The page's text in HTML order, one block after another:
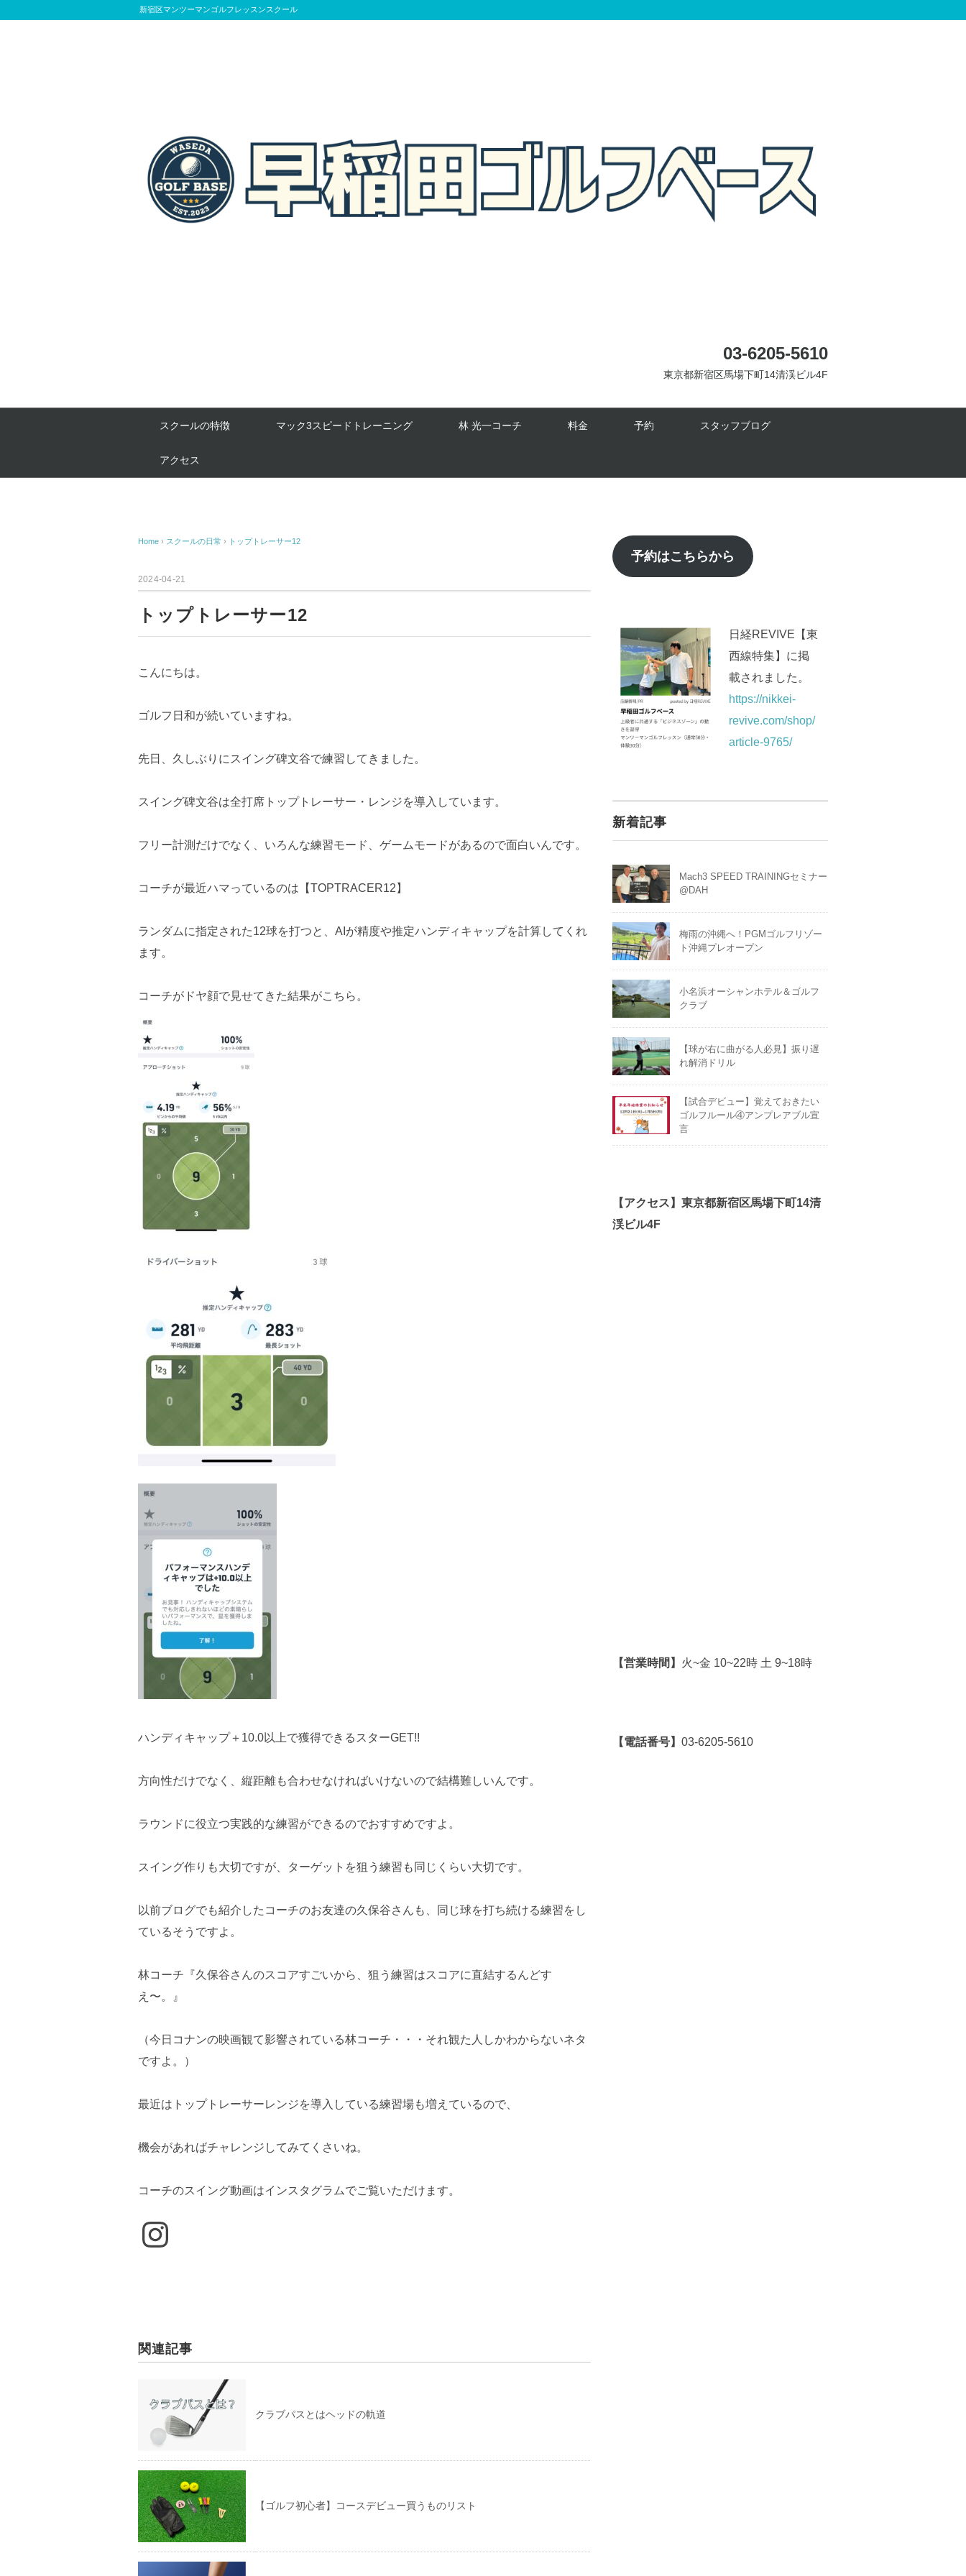
新宿区マンツーマンゴルフレッスンスクール
03-6205-5610
東京都新宿区馬場下町14清渓ビル4F
スクールの特徴 マック3スピードトレーニング 林 光一コーチ 料金 予約 スタッフブログ
アクセス
Home › スクールの日常 › トップトレーサー12
2024-04-21
トップトレーサー12
こんにちは。
ゴルフ日和が続いていますね。
先日、久しぶりにスイング碑文谷で練習してきました。
スイング碑文谷は全打席トップトレーサー・レンジを導入しています。
フリー計測だけでなく、いろんな練習モード、ゲームモードがあるので面白いんです。
コーチが最近ハマっているのは【TOPTRACER12】
ランダムに指定された12球を打つと、AIが精度や推定ハンディキャップを計算してくれ
ます。
コーチがドヤ顔で見せてきた結果がこちら。
ハンディキャップ＋10.0以上で獲得できるスターGET!!
方向性だけでなく、縦距離も合わせなければいけないので結構難しいんです。
ラウンドに役立つ実践的な練習ができるのでおすすめですよ。
スイング作りも大切ですが、ターゲットを狙う練習も同じくらい大切です。
以前ブログでも紹介したコーチのお友達の久保谷さんも、同じ球を打ち続ける練習をし
ているそうですよ。
林コーチ『久保谷さんのスコアすごいから、狙う練習はスコアに直結するんどす
え〜。』
（今日コナンの映画観て影響されている林コーチ・・・それ観た人しかわからないネタ
ですよ。）
最近はトップトレーサーレンジを導入している練習場も増えているので、
機会があればチャレンジしてみてくさいね。
コーチのスイング動画はインスタグラムでご覧いただけます。
Instagram
関連記事
クラブパスとはヘッドの軌道
【ゴルフ初心者】コースデビュー買うものリスト
予約はこちらから
日経REVIVE【東
西線特集】に掲
載されました。
https://nikkei-
revive.com/shop/
article-9765/
新着記事
Mach3 SPEED TRAININGセミナー
@DAH
梅雨の沖縄へ！PGMゴルフリゾー
ト沖縄プレオープン
小名浜オーシャンホテル＆ゴルフ
クラブ
【球が右に曲がる人必見】振り遅
れ解消ドリル
【試合デビュー】覚えておきたい
ゴルフルール④アンプレアブル宣
言
【アクセス】東京都新宿区馬場下町14清
渓ビル4F
【営業時間】 火~金 10~22時 土 9~18時
【電話番号】03-6205-5610